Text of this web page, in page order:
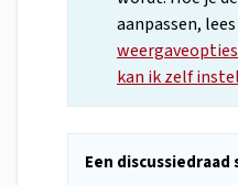
aanpassen,
kan ik zelf
Een